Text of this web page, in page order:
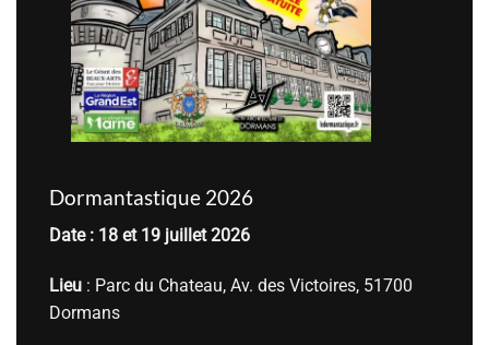
Dormantastique 2026
Date : 18 et 19 juillet 2026
Lieu : Parc du Chateau, Av. des Victoires, 51700
Dormans